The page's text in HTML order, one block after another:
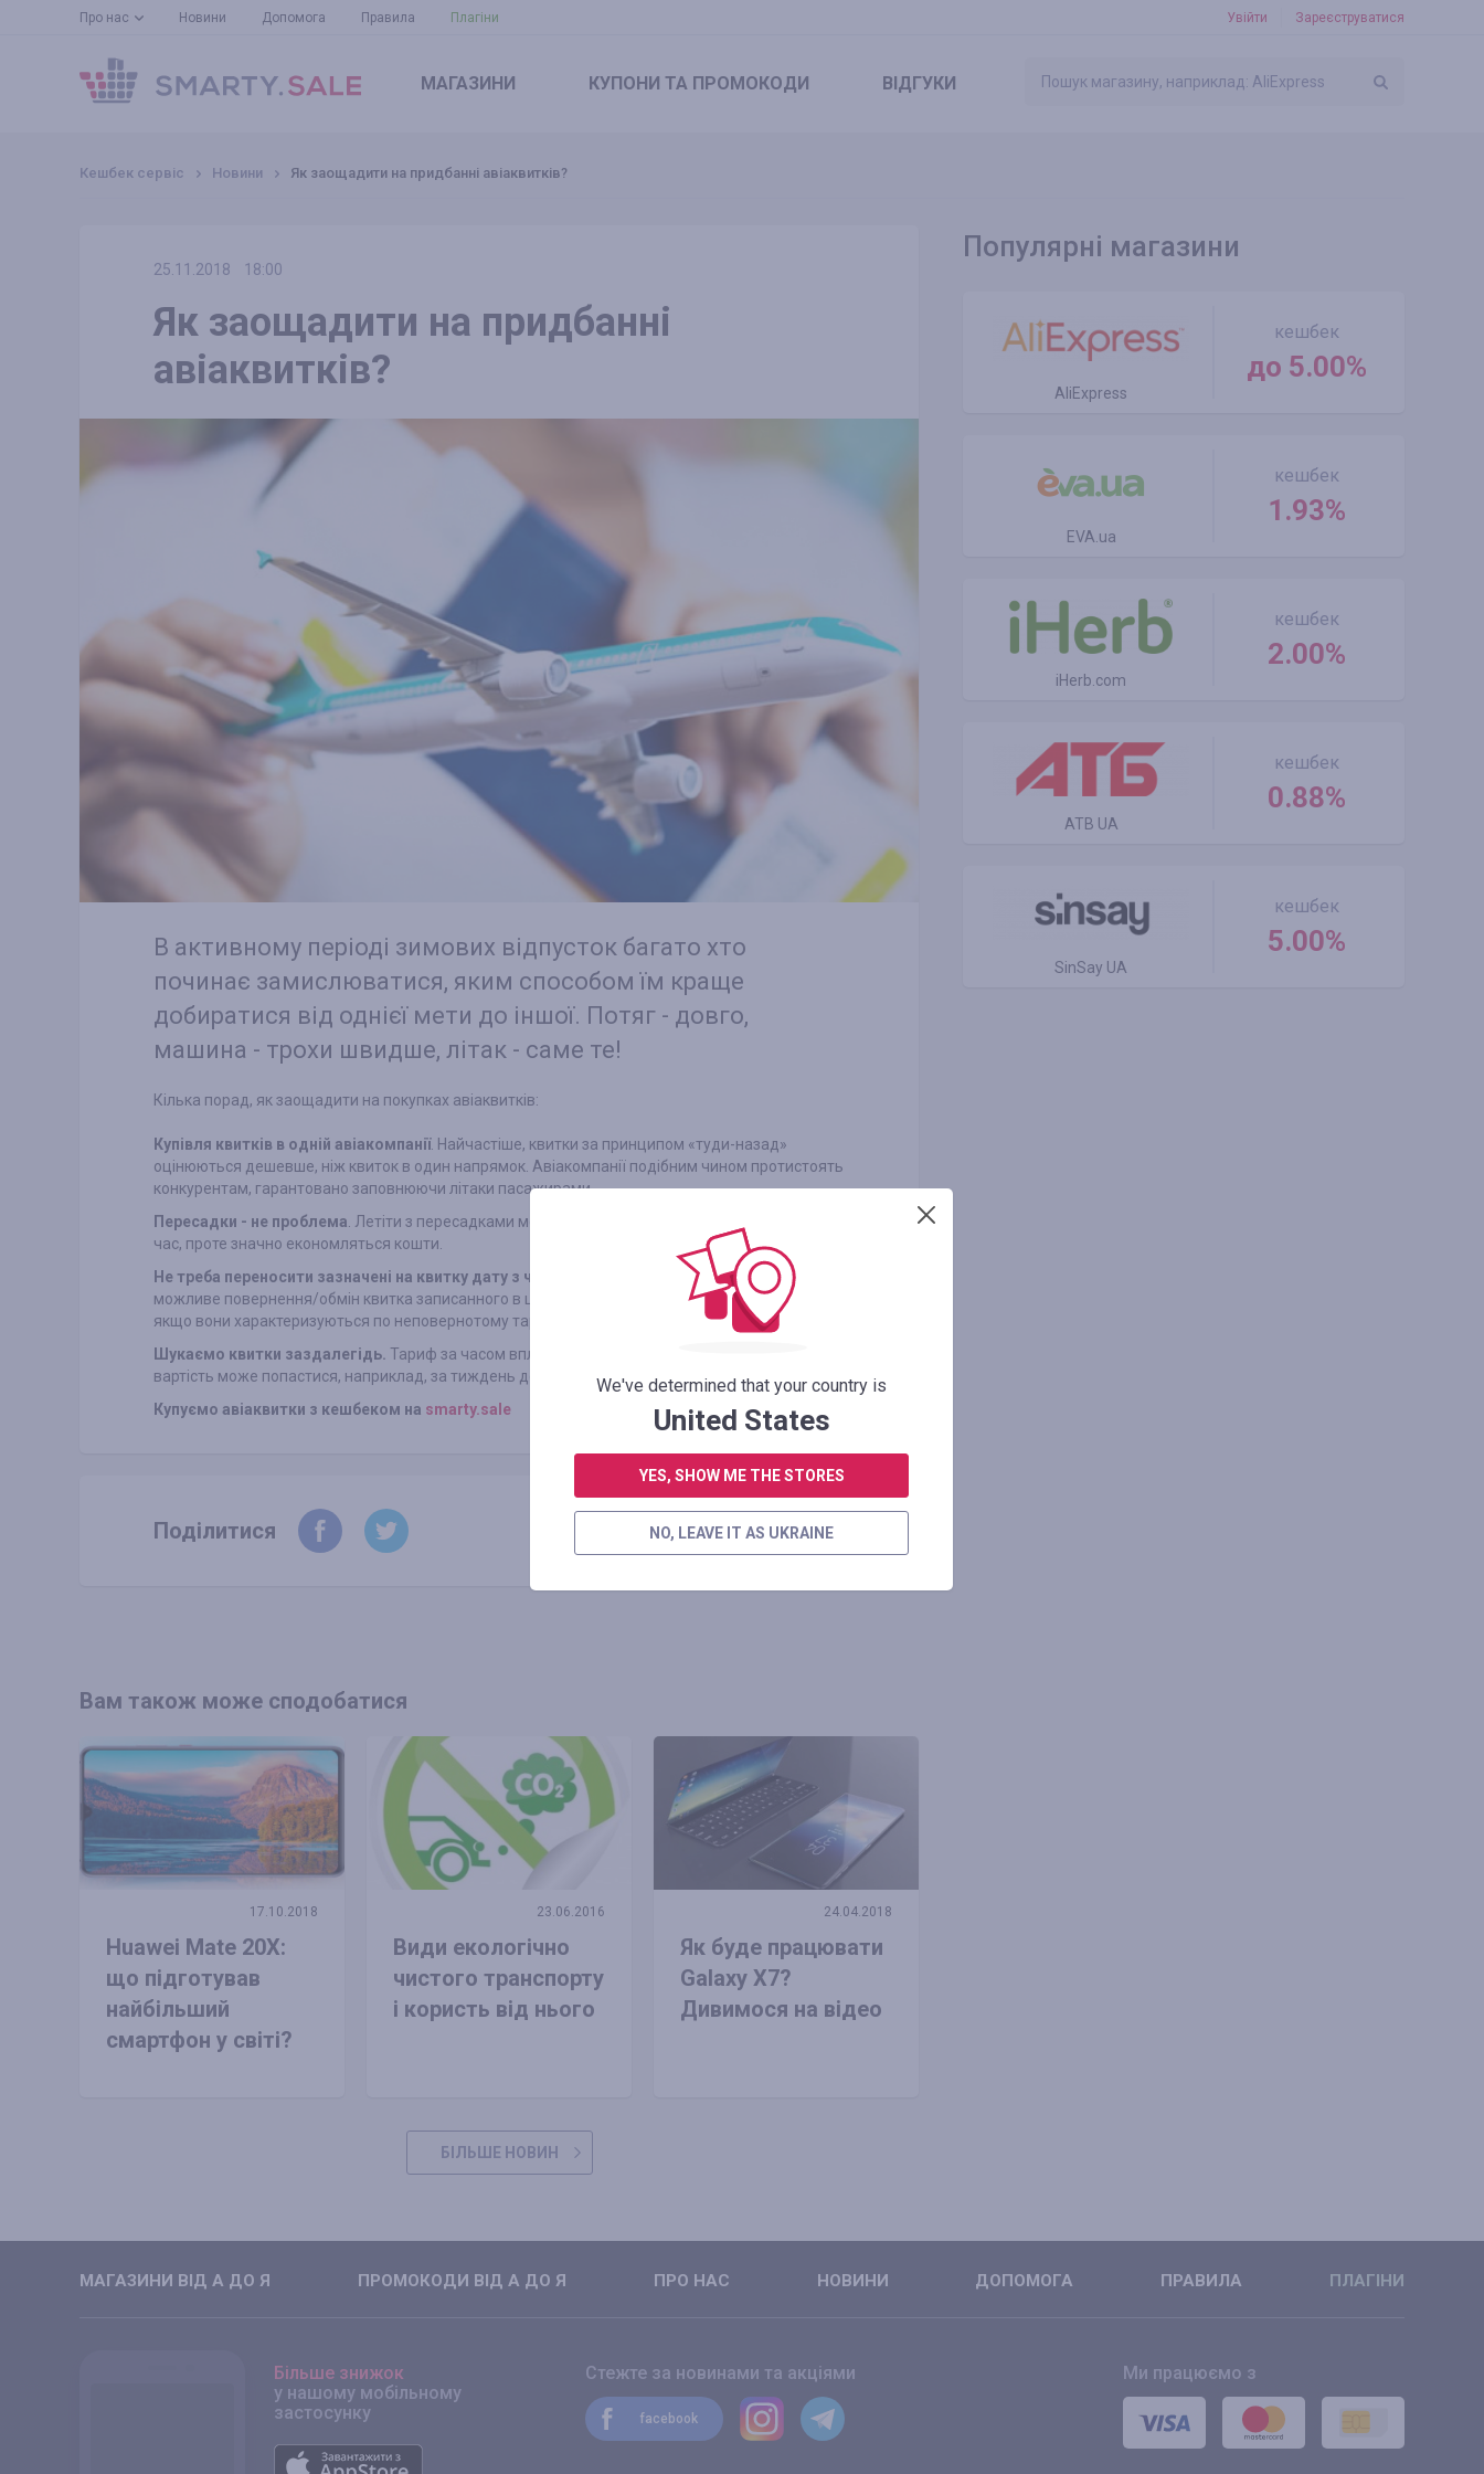
Про нас Новини Допомога Правила Плагіни Увійти Зареєструватися
МАГАЗИНИ КУПОНИ ТА ПРОМОКОДИ ВІДГУКИ
Кешбек сервіс Новини Як заощадити на придбанні авіаквитків?
25.11.2018 18:00
Як заощадити на придбанні
авіаквитків?
В активному періоді зимових відпусток багато хто
починає замислюватися, яким способом їм краще
добиратися від однієї мети до іншої. Потяг - довго,
машина - трохи швидше, літак - саме те!
Кілька порад, як заощадити на покупках авіаквитків:
Купівля квитків в одній авіакомпанії. Найчастіше, квитки за принципом «туди-назад»
оцінюються дешевше, ніж квиток в один напрямок. Авіакомпанії подібним чином протистоять
конкурентам, гарантовано заповнюючи літаки пасажирами.
Пересадки - не проблема. Летіти з пересадками можна набагато дешевше. Так, втрачається
час, проте значно економляться кошти.
Не треба переносити зазначені на квитку дату з часом вильоту
. У більшості випадків,
можливе повернення/обмін квитка записанного в ціну, тобто, квитки коштують дешевше,
якщо вони характеризуються по неповернотому тарифу.
Шукаємо квитки заздалегідь. Тариф за часом впливає на загальну ціну авіаквитка. Низька
вартість може попастися, наприклад, за тиждень до вильоту або за три.
Купуємо авіаквитки з кешбеком на smarty.sale
Поділитися Копіювати посилання
Вам також може сподобатися
17.10.2018
Huawei Mate 20X:
що підготував
найбільший
смартфон у світі?
23.06.2016
Види екологічно
чистого транспорту
і користь від нього
24.04.2018
Як буде працювати
Galaxy X7?
Дивимося на відео
БІЛЬШЕ НОВИН
Популярні магазини
AliExpress
кешбек
до 5.00%
EVA.ua
кешбек
1.93%
iHerb.com
кешбек
2.00%
ATB UA
кешбек
0.88%
SinSay UA
кешбек
5.00%
МАГАЗИНИ ВIД А ДО Я ПРОМОКОДИ ВIД А ДО Я ПРО НАС НОВИНИ ДОПОМОГА ПРАВИЛА ПЛАГІНИ
Більше знижок
у нашому мобільному
застосунку
Ми працюємо з
Стежте за новинами та акціями
facebook
We've determined that your country is
United States
YES, SHOW ME THE STORES
NO, LEAVE IT AS UKRAINE